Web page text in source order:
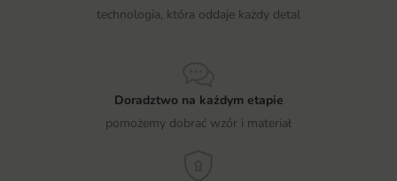
technologia, która oddaje każdy detal
Doradztwo na każdym etapie
pomożemy dobrać wzór i materiał